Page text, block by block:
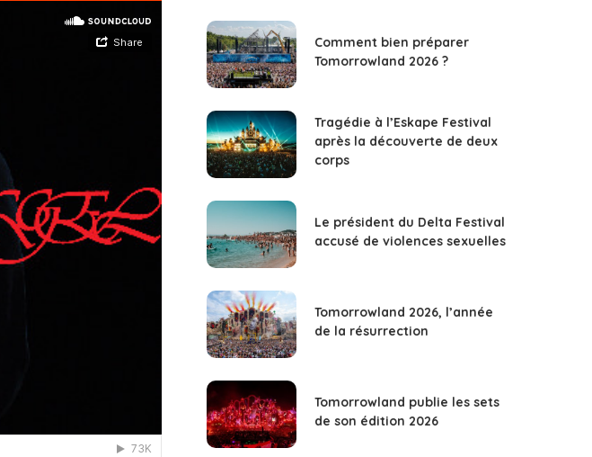
Comment bien préparer
Tomorrowland 2026 ?
Tragédie à l’Eskape Festival
après la découverte de deux
corps
Le président du Delta Festival
accusé de violences sexuelles
Tomorrowland 2026, l’année
de la résurrection
Tomorrowland publie les sets
de son édition 2026